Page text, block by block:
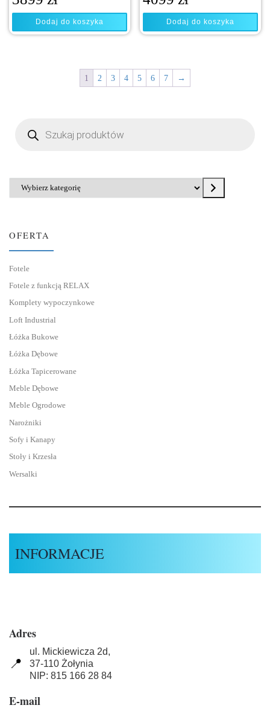
Dodaj do koszyka Dodaj do koszyka
1 2 3 4 5 6 7 →
OFERTA
Fotele
Fotele z funkcją RELAX
Komplety wypoczynkowe
Loft Industrial
Łóżka Bukowe
Łóżka Dębowe
Łóżka Tapicerowane
Meble Dębowe
Meble Ogrodowe
Narożniki
Sofy i Kanapy
Stoły i Krzesła
Wersalki
INFORMACJE
Adres
📍
ul. Mickiewicza 2d,
37-110 Żołynia
NIP: 815 166 28 84
E-mail